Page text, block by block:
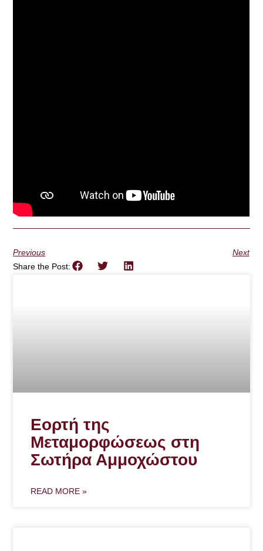
Previous
Next
Share the Post:
Εορτή της
Μεταμορφώσεως στη
Σωτήρα Αμμοχώστου
READ MORE »